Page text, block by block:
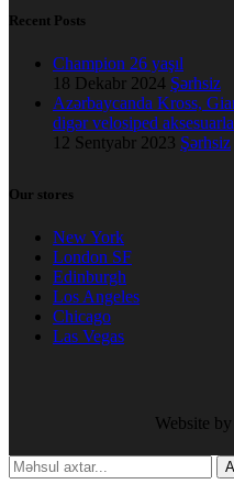
Recent Posts
Champion 26 yaşıl
18 Dekabr 2024 Şərhsiz
Azərbaycanda Kross,
digər velosiped
12 Sentyabr 2023 Şərhsiz
Our stores
New York
London SF
Edinburgh
Los Angeles
Chicago
Las Vegas
Website by